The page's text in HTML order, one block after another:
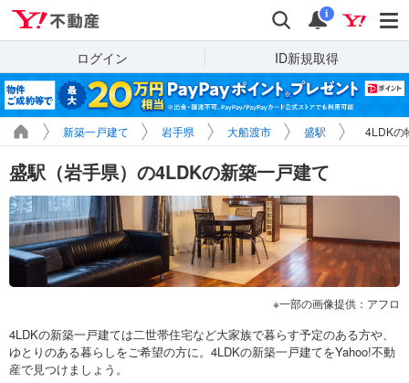
検索 通知
i
ログイン ID新規取得
新築一戸建て 岩手県 大船渡市 盛駅 4LDKの
盛駅（岩手県）の4LDKの新築一戸建て
一部の画像提供：アフロ
4LDKの新築一戸建ては二世帯住宅など大家族で暮らす予定のある方や、
ゆとりのある暮らしをご希望の方に。4LDKの新築一戸建てをYahoo!不動
産で見つけましょう。